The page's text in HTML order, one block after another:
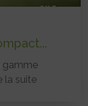
gamme
la suite